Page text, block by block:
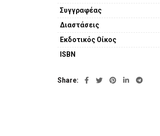
Συγγραφέας
Διαστάσεις
Εκδοτικός Οίκος
ISBN
Share